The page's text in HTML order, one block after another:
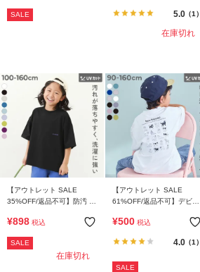
SALE 5.0（1）
在庫切れ
【アウトレット SALE
35%OFF/返品不可】防汚 半
¥898 税込
SALE
在庫切れ
【アウトレット SALE
61%OFF/返品不可】デビラ
ト プリント半袖Tシャツ
¥500 税込
4.0（1）
SALE